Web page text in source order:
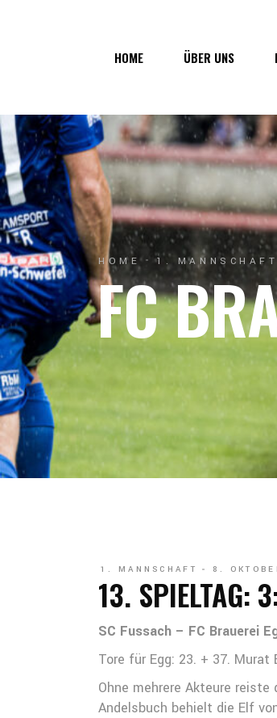
HOME ÜBER UNS
Über uns
Vorstand
Geschichte
Junkerau
Junkerau
HOME 1. MANNSCHAFT
FC
1. MANNSCHAFT 8.
13. SPIELTAG:
SC Fussach – FC Brauerei
Tore für Egg: 23. + 37. Murat
Ohne mehrere Akteure reiste
Andelsbuch behielt die Elf